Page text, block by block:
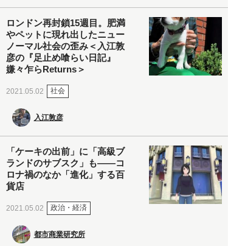
ロンドン再封鎖15週目。肥満
やペットに現れ出したニュー
ノーマル社会の歪み＜入江敦
彦の『足止め喰らい日記』
嫌々乍らReturns＞
2021.05.02 社会
入江敦彦
「ケーキの出前」に「高級ブ
ランドのサブスク」も――コ
ロナ禍のなか「進化」する百
貨店
2021.05.02 政治・経済
都市商業研究所